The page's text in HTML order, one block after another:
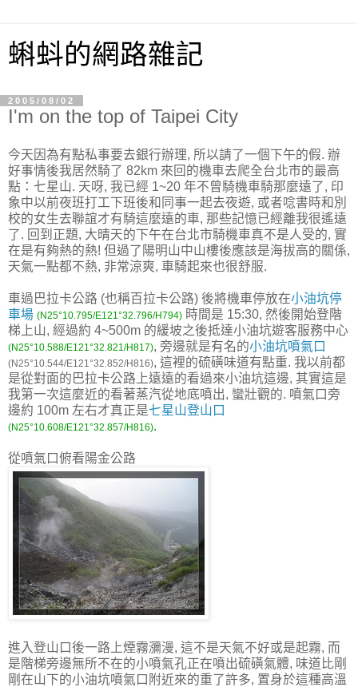
蝌蚪的網路雜記
2005/08/02
I'm on the top of Taipei City
今天因為有點私事要去銀行辦理, 所以請了一個下午的假. 辦
好事情後我居然騎了 82km 來回的機車去爬全台北市的最高
點：七星山. 天呀, 我已經 1~20 年不曾騎機車騎那麼遠了, 印
象中以前夜班打工下班後和同事一起去夜遊, 或者唸書時和別
校的女生去聯誼才有騎這麼遠的車, 那些記憶已經離我很遙遠
了. 回到正題, 大晴天的下午在台北市騎機車真不是人受的, 實
在是有夠熱的熱! 但過了陽明山中山樓後應該是海拔高的關係,
天氣一點都不熱, 非常涼爽, 車騎起來也很舒服.
車過巴拉卡公路 (也稱百拉卡公路) 後將機車停放在小油坑停
車場 (N25°10.795/E121°32.796/H794) 時間是 15:30, 然後開始登階
梯上山, 經過約 4~500m 的緩坡之後抵達小油坑遊客服務中心
(N25°10.588/E121°32.821/H817), 旁邊就是有名的小油坑噴氣口
(N25°10.544/E121°32.852/H816), 這裡的硫磺味道有點重. 我以前都
是從對面的巴拉卡公路上遠遠的看過來小油坑這邊, 其實這是
我第一次這麼近的看著蒸汽從地底噴出, 蠻壯觀的. 噴氣口旁
邊約 100m 左右才真正是七星山登山口
(N25°10.608/E121°32.857/H816).
從噴氣口俯看陽金公路
進入登山口後一路上煙霧瀰漫, 這不是天氣不好或是起霧, 而
是階梯旁邊無所不在的小噴氣孔正在噴出硫磺氣體, 味道比剛
剛在山下的小油坑噴氣口附近來的重了許多, 置身於這種高溫